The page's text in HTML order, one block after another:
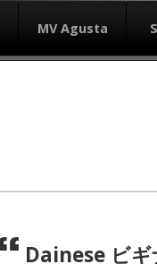
MV Agusta
Dainese ビギ